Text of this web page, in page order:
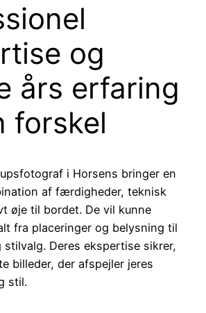
og
års erfaring
forskel
i Horsens bringer en
af færdigheder, teknisk
øje til bordet. De vil kunne
fra placeringer og belysning til
Deres ekspertise sikrer,
billeder, der afspejler jeres
stil.